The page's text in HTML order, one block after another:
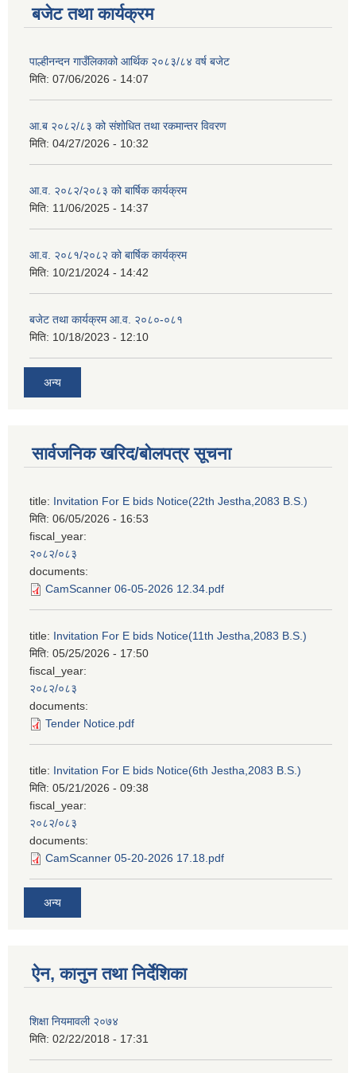
बजेट तथा कार्यक्रम
पाल्हीनन्दन गाउँलिकाको आर्थिक २०८३/८४ वर्ष बजेट
मिति: 07/06/2026 - 14:07
आ.ब २०८२/८३ को संशोधित तथा रकमान्तर विवरण
मिति: 04/27/2026 - 10:32
आ.व. २०८२/२०८३ को बार्षिक कार्यक्रम
मिति: 11/06/2025 - 14:37
आ.व. २०८१/२०८२ को बार्षिक कार्यक्रम
मिति: 10/21/2024 - 14:42
बजेट तथा कार्यक्रम आ.व. २०८०-०८१
मिति: 10/18/2023 - 12:10
अन्य
सार्वजनिक खरिद/बोलपत्र सूचना
title: Invitation For E bids Notice(22th Jestha,2083 B.S.)
मिति: 06/05/2026 - 16:53
fiscal_year:
२०८२/०८३
documents:
CamScanner 06-05-2026 12.34.pdf
title: Invitation For E bids Notice(11th Jestha,2083 B.S.)
मिति: 05/25/2026 - 17:50
fiscal_year:
२०८२/०८३
documents:
Tender Notice.pdf
title: Invitation For E bids Notice(6th Jestha,2083 B.S.)
मिति: 05/21/2026 - 09:38
fiscal_year:
२०८२/०८३
documents:
CamScanner 05-20-2026 17.18.pdf
अन्य
ऐन, कानुन तथा निर्देशिका
शिक्षा नियमावली २०७४
मिति: 02/22/2018 - 17:31